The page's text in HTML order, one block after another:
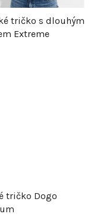
tričko s dlouhým
Extreme
tričko Dogo